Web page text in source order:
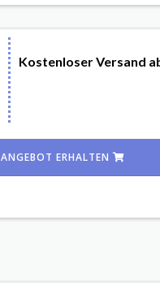
Kostenloser Versand
ANGEBOT ERHALTEN